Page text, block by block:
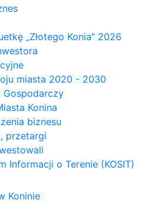
„Złotego Konia” 2026
miasta 2020 - 2030
Gospodarczy
Konina
biznesu
przetargi
Informacji o Terenie (KOSIT)
Koninie